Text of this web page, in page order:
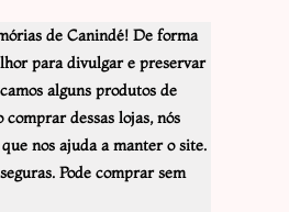
de Canindé! De forma
para divulgar e preservar
alguns produtos de
dessas lojas, nós
nos ajuda a manter o site.
Pode comprar sem